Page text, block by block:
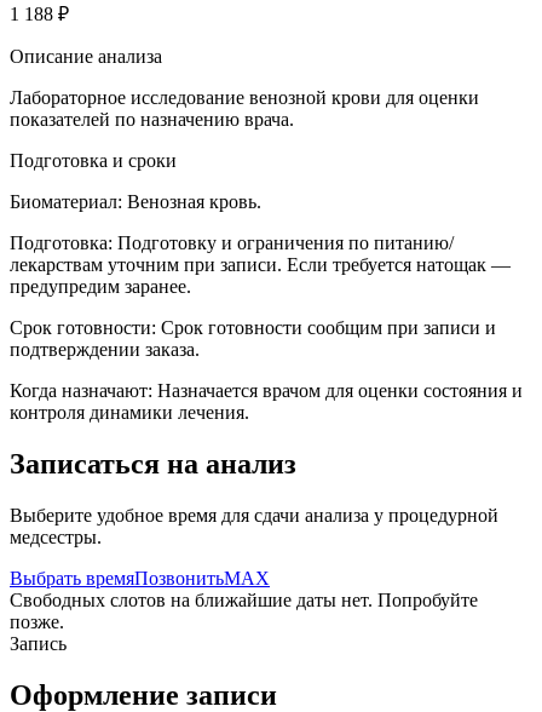
1 188 ₽
Описание анализа
Лабораторное исследование венозной крови для оценки
показателей по назначению врача.
Подготовка и сроки
Биоматериал: Венозная кровь.
Подготовка: Подготовку и ограничения по питанию/
лекарствам уточним при записи. Если требуется натощак —
предупредим заранее.
Срок готовности: Срок готовности сообщим при записи и
подтверждении заказа.
Когда назначают: Назначается врачом для оценки состояния и
контроля динамики лечения.
Записаться на анализ
Выберите удобное время для сдачи анализа у процедурной
медсестры.
Выбрать времяПозвонитьMAX
Свободных слотов на ближайшие даты нет. Попробуйте
позже.
Запись
Оформление записи